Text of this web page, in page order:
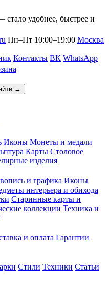
удобнее, быстрее и
Пн–Пт 10:00–19:00 Москва
Контакты ВК WhatsApp
→
Иконы Монеты и медали
Карты Столовое
изделия
и графика Иконы
интерьера и обихода
Старинные карты и
коллекции Техника и
и оплата Гарантии
Стили Техники Статьи